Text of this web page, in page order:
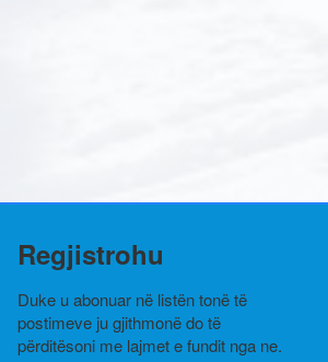
Regjistrohu
Duke u abonuar në listën tonë të
postimeve ju gjithmonë do të
përditësoni me lajmet e fundit nga ne.